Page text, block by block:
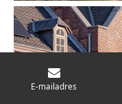
E-mailadres